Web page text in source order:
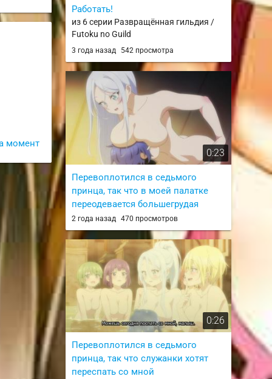
момент
Работать!
из 6 серии Развращённая гильдия /
Futoku no Guild
3 года назад 542 просмотра
0:23
Перевоплотился в седьмого
принца, так что в моей палатке
переодевается большегрудая
из 4 серии Перевоплотился в
седьмого принца, так что я буду
совершенствовать свою магию, как
захочу / Tensei shitara Dainana Ouji
Datta node, Kimama ni Majutsu wo
Kiwamemasu
2 года назад 470 просмотров
0:26
Перевоплотился в седьмого
принца, так что служанки хотят
переспать со мной